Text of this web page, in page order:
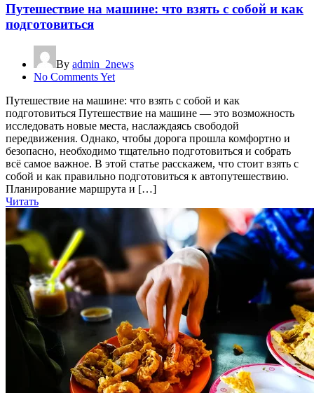
Путешествие на машине: что взять с собой и как
подготовиться
By admin_2news
No Comments Yet
Путешествие на машине: что взять с собой и как
подготовиться Путешествие на машине — это возможность
исследовать новые места, наслаждаясь свободой
передвижения. Однако, чтобы дорога прошла комфортно и
безопасно, необходимо тщательно подготовиться и собрать
всё самое важное. В этой статье расскажем, что стоит взять с
собой и как правильно подготовиться к автопутешествию.
Планирование маршрута и […]
Читать